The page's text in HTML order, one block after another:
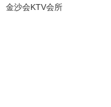
金沙会KTV会所